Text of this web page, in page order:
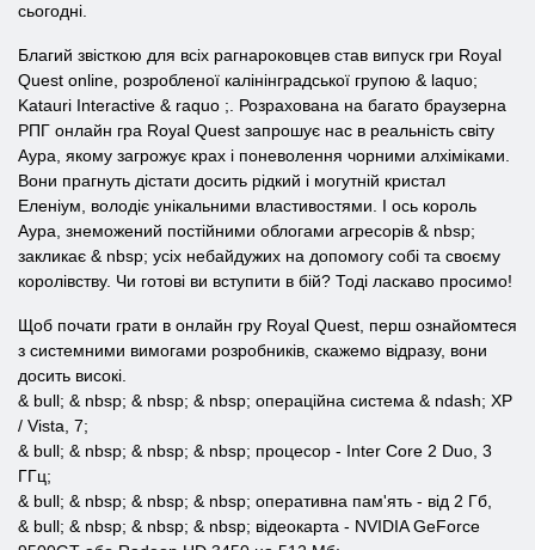
сьогодні.
Благий звісткою для всіх рагнароковцев став випуск гри Royal
Quest online, розробленої калінінградської групою & laquo;
Katauri Interactive & raquo ;. Розрахована на багато браузерна
РПГ онлайн гра Royal Quest запрошує нас в реальність світу
Аура, якому загрожує крах і поневолення чорними алхіміками.
Вони прагнуть дістати досить рідкий і могутній кристал
Еленіум, володіє унікальними властивостями. І ось король
Аура, знеможений постійними облогами агресорів & nbsp;
закликає & nbsp; усіх небайдужих на допомогу собі та своєму
королівству. Чи готові ви вступити в бій? Тоді ласкаво просимо!
Щоб почати грати в онлайн гру Royal Quest, перш ознайомтеся
з системними вимогами розробників, скажемо відразу, вони
досить високі.
& bull; & nbsp; & nbsp; & nbsp; операційна система & ndash; XP
/ Vista, 7;
& bull; & nbsp; & nbsp; & nbsp; процесор - Inter Core 2 Duo, 3
ГГц;
& bull; & nbsp; & nbsp; & nbsp; оперативна пам'ять - від 2 Гб,
& bull; & nbsp; & nbsp; & nbsp; відеокарта - NVIDIA GeForce